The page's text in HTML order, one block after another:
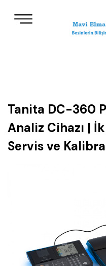
Tanita DC-360
Analiz Cihazı |
Servis ve